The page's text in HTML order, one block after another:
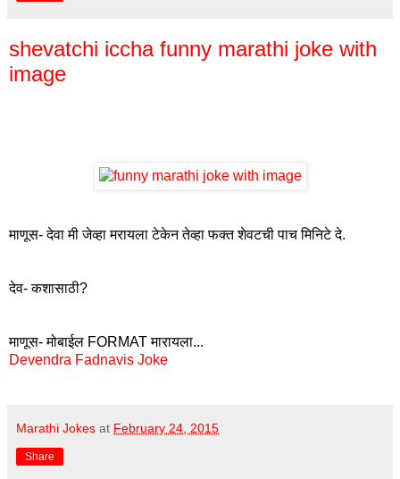
shevatchi iccha funny marathi joke with
image
माणूस- देवा मी जेव्हा मरायला टेकेन तेव्हा फक्त शेवटची पाच मिनिटे दे.
देव- कशासाठी?
माणूस- मोबाईल FORMAT मारायला...
Devendra Fadnavis Joke
Marathi Jokes at February 24, 2015
Share